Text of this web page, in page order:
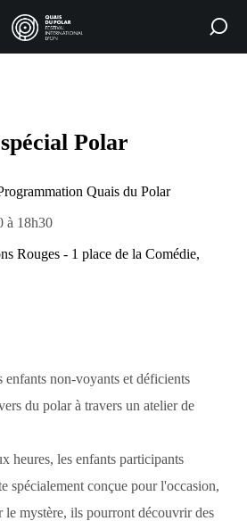
Polar
Quais du Polar
à 18h30
Rouges - 1 place de la Comédie,
non-voyants et déficients
du polar à travers un atelier de
heures, les enfants participants
spécialement conçue pour l'occasion,
le mystère, ils pourront découvrir des